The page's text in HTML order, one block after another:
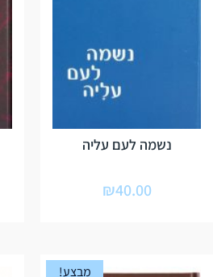
נשמה לעם עליה
₪40.00
מבצע!